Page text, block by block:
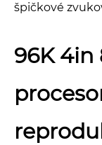
špičkové
96K 4in